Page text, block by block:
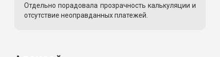
Отдельно порадовала прозрачность калькуляции и
отсутствие неоправданных платежей.